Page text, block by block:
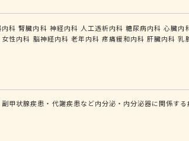
科 腎臓内科 神経内科 人工透析内科 糖尿病内科 心臓内
女性内科 脳神経内科 老年内科 疼痛緩和内科 肝臓内科 乳
甲状腺疾患・代謝疾患など内分泌・内分泌器に関係する